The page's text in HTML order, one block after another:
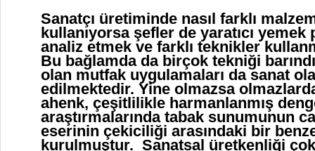
Sanatçı üretiminde nasıl farklı
kullanıyorsa şefler de yaratıcı
analiz etmek ve farklı teknikler
Bu bağlamda da birçok tekniği
olan mutfak uygulamaları da sanat
edilmektedir. Yine olmazsa
ahenk, çeşitlilikle harmanlanmış
araştırmalarında tabak sunumunun
eserinin çekiciliği arasındaki bir
kurulmuştur. Sanatsal üretkenliği